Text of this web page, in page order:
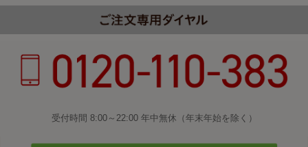
・コンテンツのうちテキストを転載する場合には、転載したテキ
・縮小・拡大以外の加工・改変を行った画像・文章等のコンテン
ツの転載は禁止致します。
・画像の入っているロゴの改編や削除は禁止致します。
・転載したコンテンツを弊社の許可なく有料にて配布することは
受付時間 8:00～22:00 年中無休（年末年始を除く）